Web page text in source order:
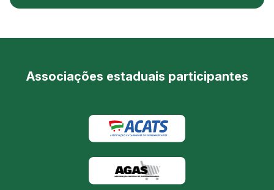
Associações estaduais participantes